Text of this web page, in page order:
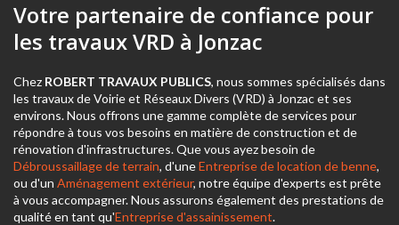
Votre partenaire de confiance pour
les travaux VRD à Jonzac
Chez ROBERT TRAVAUX PUBLICS, nous sommes spécialisés dans
les travaux de Voirie et Réseaux Divers (VRD) à Jonzac et ses
environs. Nous offrons une gamme complète de services pour
répondre à tous vos besoins en matière de construction et de
rénovation d'infrastructures. Que vous ayez besoin de
Débroussaillage de terrain, d'uneEntreprise de location de benne,
ou d'un Aménagement extérieur, notre équipe d'experts est prête
à vous accompagner. Nous assurons également des prestations de
qualité en tant qu'Entreprise d'assainissement.